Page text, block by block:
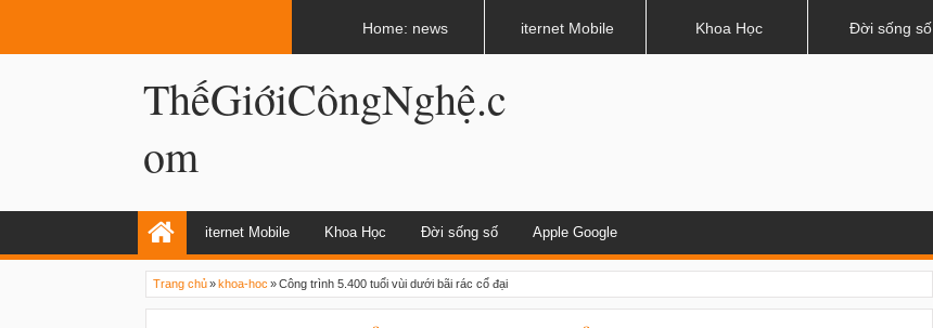
ThếGiớiCôngNghệ.c
om
iternet Mobile Khoa Học Đời sống số Apple Google
Trang chủ»khoa-hoc »Công trình 5.400 tuổi vùi dưới bãi rác cổ đại
Home: news iternet Mobile Khoa Học Đời sống số